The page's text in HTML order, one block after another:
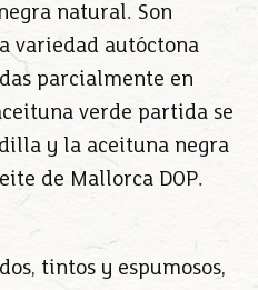
natural. Son
variedad autóctona
parcialmente en
verde partida se
y la aceituna negra
de Mallorca DOP.
tintos y espumosos,